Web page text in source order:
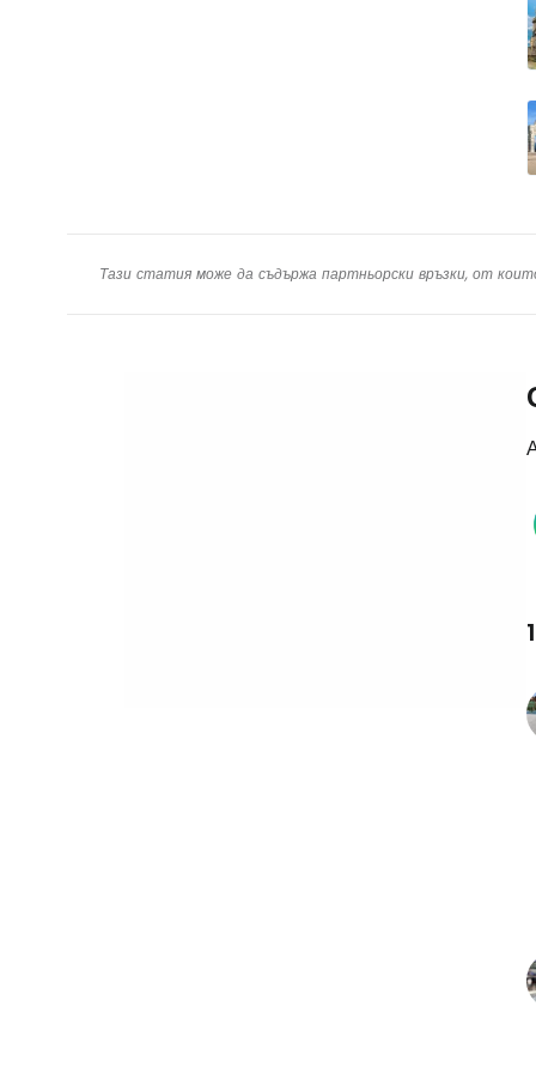
Тази статия може да съдържа партньорски връзки, от